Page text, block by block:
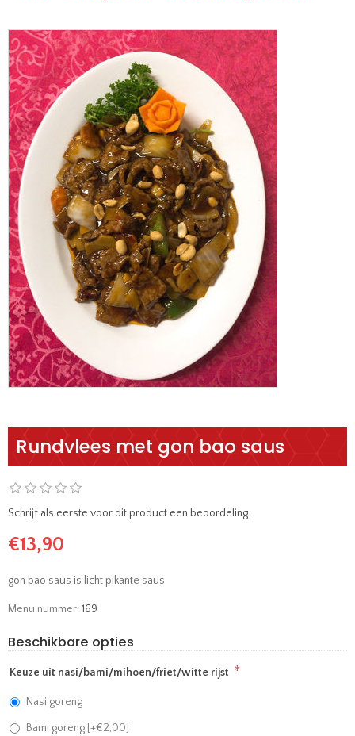
Rundvlees met gon bao saus
Schrijf als eerste voor dit product een beoordeling
€13,90
gon bao saus is licht pikante saus
Menu nummer: 169
Beschikbare opties
Keuze uit nasi/bami/mihoen/friet/witte rijst *
Nasi goreng
Bami goreng [+€2,00]